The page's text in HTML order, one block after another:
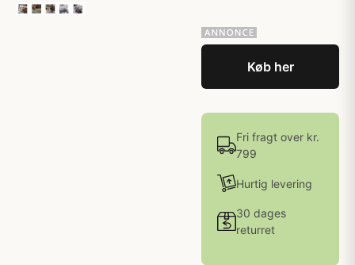
Køb her
Fri fragt over kr.
799
Hurtig levering
30 dages
returret